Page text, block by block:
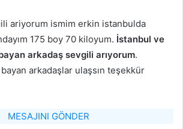
ariyorum ismim erkin istanbulda
175 boy 70 kiloyum. İstanbul ve
arkadaş sevgili arıyorum.
arkadaşlar ulaşsın teşekkür
MESAJINI GÖNDER